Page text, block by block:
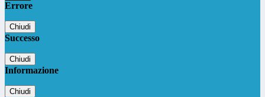
Errore
Chiudi
Successo
Chiudi
Informazione
Chiudi